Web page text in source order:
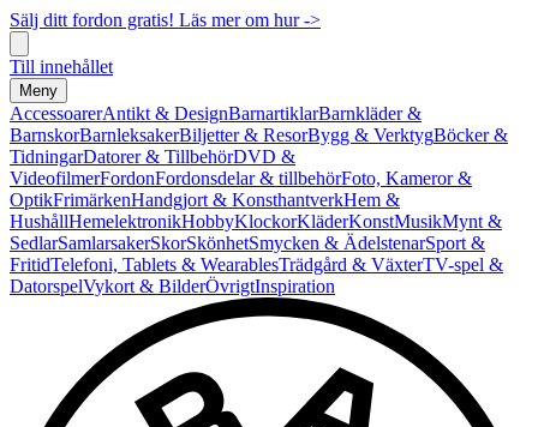
Sälj ditt fordon gratis! Läs mer om hur ->
Till innehållet
Meny
AccessoarerAntikt & DesignBarnartiklarBarnkläder &
BarnskorBarnleksakerBiljetter & ResorBygg & VerktygBöcker &
TidningarDatorer & TillbehörDVD &
VideofilmerFordonFordonsdelar & tillbehörFoto, Kameror &
OptikFrimärkenHandgjort & KonsthantverkHem &
HushållHemelektronikHobbyKlockorKläderKonstMusikMynt &
SedlarSamlarsakerSkorSkönhetSmycken & ÄdelstenarSport &
FritidTelefoni, Tablets & WearablesTrädgård & VäxterTV-spel &
DatorspelVykort & BilderÖvrigtInspiration